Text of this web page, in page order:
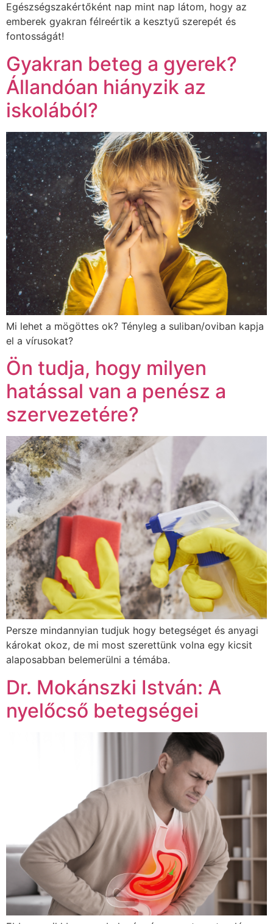
Egészségszakértőként nap mint nap látom, hogy az
emberek gyakran félreértik a kesztyű szerepét és
fontosságát!
Gyakran beteg a gyerek?
Állandóan hiányzik az
iskolából?
Mi lehet a mögöttes ok? Tényleg a suliban/oviban kapja
el a vírusokat?
Ön tudja, hogy milyen
hatással van a penész a
szervezetére?
Persze mindannyian tudjuk hogy betegséget és anyagi
károkat okoz, de mi most szerettünk volna egy kicsit
alaposabban belemerülni a témába.
Dr. Mokánszki István: A
nyelőcső betegségei